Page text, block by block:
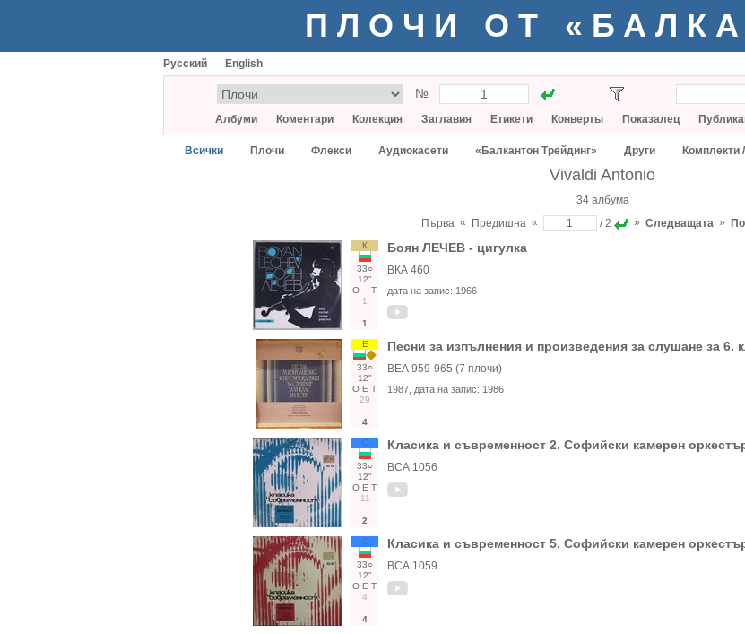
ПЛОЧИ ОТ
Русский English
№
Албуми Коментари Колекция Заглавия Етикети Конверты Показалец
Всички Плочи Флекси Аудиокасети «Балкантон Трейдинг» Други Комплекти
Vivaldi Antonio
34 албума
Първа « Предишна « / 2 » Следващата »
К
33○
12"
О
Т
1
1
Боян ЛЕЧЕВ - цигулка
ВКА 460
дата на запис: 1966
Е
33○
12"
О Е Т
29
4
Песни за изпълнения и произведения за слушане за 6.
ВЕА 959-965 (7 плочи)
1987 , дата на запис: 1986
С
33○
12"
О Е Т
11
2
Класика и съвременност 2. Софийски камерен
ВСА 1056
С
33○
12"
О Е Т
4
4
Класика и съвременност 5. Софийски камерен
ВСА 1059